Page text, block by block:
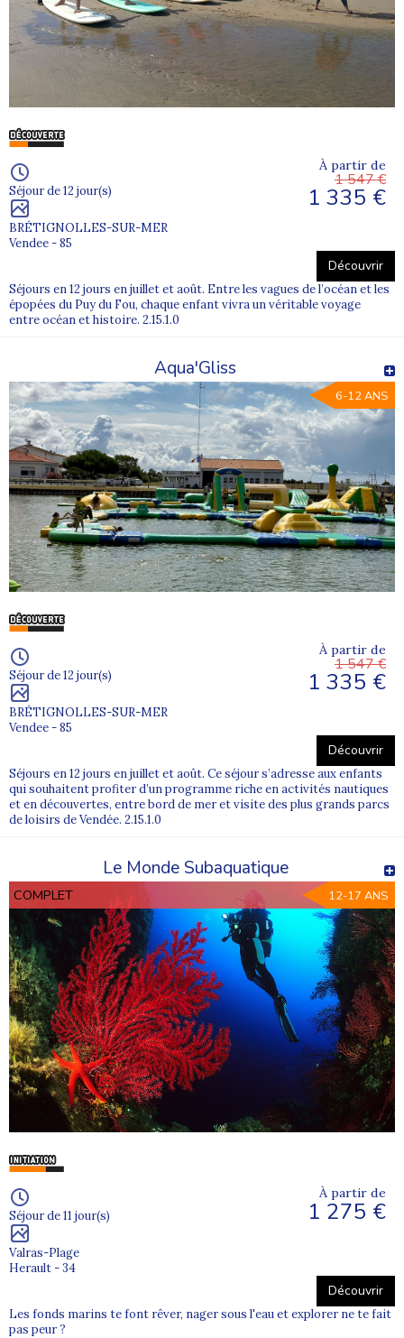
Séjour de 12 jour(s)
BRÉTIGNOLLES-SUR-MER
Vendee - 85
À partir de
1 547 €
1 335 €
Découvrir
Séjours en 12 jours en juillet et août. Entre les vagues de l’océan et les
épopées du Puy du Fou, chaque enfant vivra un véritable voyage
entre océan et histoire. 2.15.1.0
Aqua'Gliss
6-12 ANS
Séjour de 12 jour(s)
BRÉTIGNOLLES-SUR-MER
Vendee - 85
À partir de
1 547 €
1 335 €
Découvrir
Séjours en 12 jours en juillet et août. Ce séjour s’adresse aux enfants
qui souhaitent profiter d’un programme riche en activités nautiques
et en découvertes, entre bord de mer et visite des plus grands parcs
de loisirs de Vendée. 2.15.1.0
Le Monde Subaquatique
COMPLET 12-17 ANS
Séjour de 11 jour(s)
Valras-Plage
Herault - 34
À partir de
1 275 €
Découvrir
Les fonds marins te font rêver, nager sous l'eau et explorer ne te fait
pas peur ?